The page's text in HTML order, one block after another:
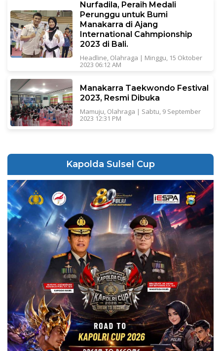
Nurfadila, Peraih Medali
Perunggu untuk Bumi
Manakarra di Ajang
International Cahmpionship
2023 di Bali.
Headline, Olahraga | Minggu, 15 Oktober
2023 06:12 AM
Manakarra Taekwondo Festival
2023, Resmi Dibuka
Mamuju, Olahraga | Sabtu, 9 September
2023 12:31 PM
Kapolda Sulsel Cup